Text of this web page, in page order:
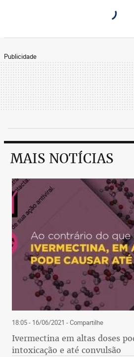
Publicidade
MAIS NOTÍCIAS
18:05 - 16/06/2021 - Compartilhe
Ivermectina em altas doses
intoxicação e até convulsão